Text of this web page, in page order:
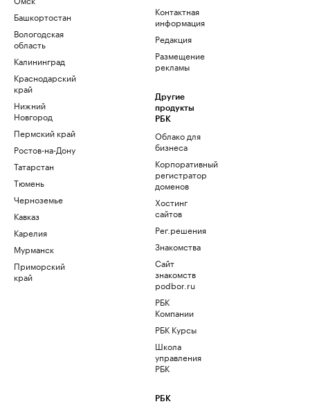
Башкортостан
Вологодская
область
Калининград
Краснодарский
край
Нижний
Новгород
Пермский край
Ростов-на-Дону
Татарстан
Тюмень
Черноземье
Кавказ
Карелия
Мурманск
Приморский
край
Контактная
информация
Редакция
Размещение
рекламы
Другие
продукты
РБК
Облако для
бизнеса
Корпоративный
регистратор
доменов
Хостинг
сайтов
Рег.решения
Знакомства
Сайт
знакомств
podbor.ru
РБК
Компании
РБК Курсы
Школа
управления
РБК
РБК